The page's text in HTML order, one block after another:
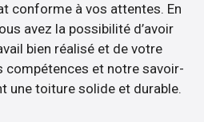
conforme à vos attentes. En
avez la possibilité d’avoir
bien réalisé et de votre
compétences et notre savoir-
une toiture solide et durable.